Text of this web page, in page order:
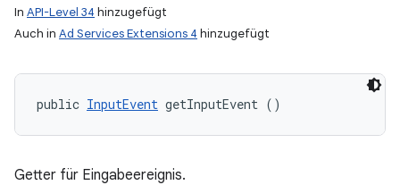
In API-Level 34 hinzugefügt
Auch in Ad Services Extensions 4 hinzugefügt
public InputEvent getInputEvent ()
Getter für Eingabeereignis.